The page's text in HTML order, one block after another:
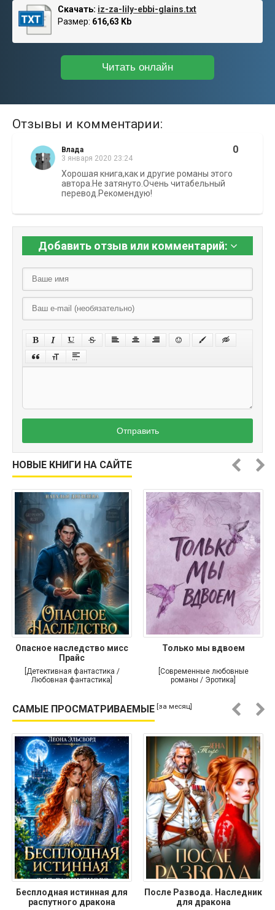
Скачать: iz-za-lily-ebbi-glains.txt
Размер: 616,63 Kb
Читать онлайн
Отзывы и комментарии:
Влада
3 января 2020 23:24
0
Хорошая книга,как и другие романы этого
автора.Не затянуто.Очень читабельный
перевод.Рекомендую!
Добавить отзыв или комментарий:
Отправить
НОВЫЕ КНИГИ НА САЙТЕ
Опасное наследство мисс
Прайс
[Детективная фантастика /
Любовная фантастика]
Только мы вдвоем
[Современные любовные
романы / Эротика]
САМЫЕ ПРОСМАТРИВАЕМЫЕ [за месяц]
Бесплодная истинная для
распутного дракона
После Развода. Наследник
для дракона